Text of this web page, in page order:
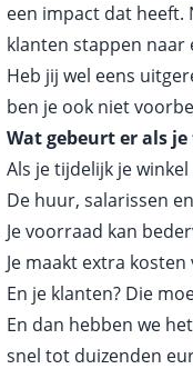
een impact dat heeft.
klanten stappen naar
Heb jij wel eens
ben je ook niet
Wat gebeurt er als
Als je tijdelijk je
De huur, salarissen
Je voorraad kan
Je maakt extra
En je klanten? Die
En dan hebben we
snel tot duizenden